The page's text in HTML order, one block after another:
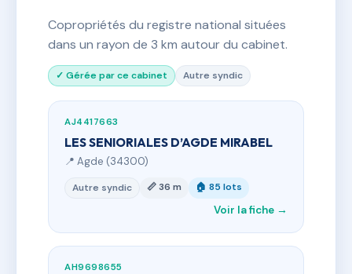
Copropriétés du registre national situées
dans un rayon de 3 km autour du cabinet.
✓ Gérée par ce cabinet Autre syndic
AJ4417663
LES SENIORIALES D’AGDE MIRABEL
📍 Agde (34300)
Autre syndic 📏 36 m 🏠 85 lots
Voir la fiche →
AH9698655